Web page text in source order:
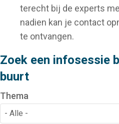
terecht bij de experts
nadien kan je contact
te ontvangen.
Zoek een infosessie
buurt
Thema